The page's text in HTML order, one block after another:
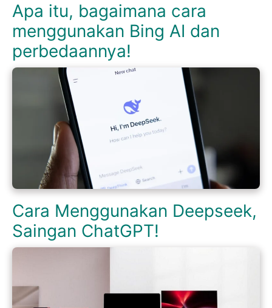
Apa itu, bagaimana cara
menggunakan Bing AI dan
perbedaannya!
Cara Menggunakan Deepseek,
Saingan ChatGPT!